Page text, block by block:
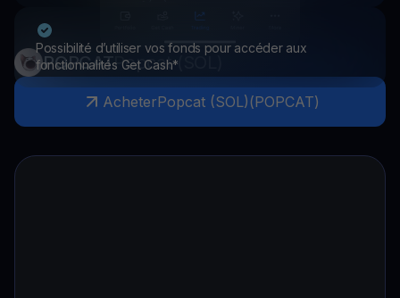
Possibilité d’utiliser vos fonds pour accéder aux
fonctionnalités Get Cash*
POPCATPopcat (SOL)
AcheterPopcat (SOL)(POPCAT)